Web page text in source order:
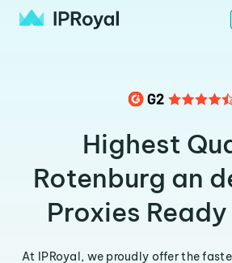
Highest
Rotenburg an
Proxies Ready
At IPRoyal, we proudly offer the